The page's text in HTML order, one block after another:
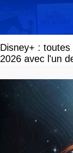
Disney+ :
2026 avec l'un